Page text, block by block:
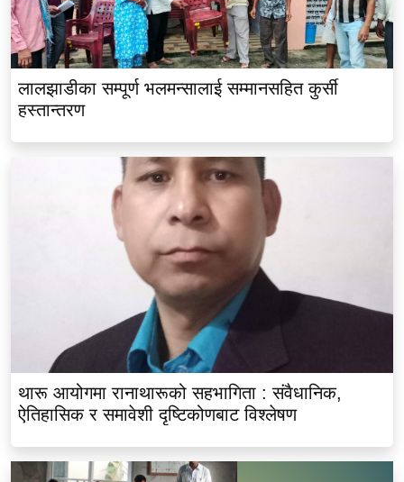
लालझाडीका सम्पूर्ण भलमन्सालाई सम्मानसहित कुर्सी
हस्तान्तरण
थारू आयोगमा रानाथारूको सहभागिता : संवैधानिक,
ऐतिहासिक र समावेशी दृष्टिकोणबाट विश्लेषण